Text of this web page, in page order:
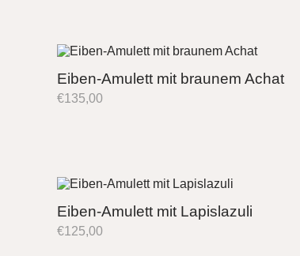
Eiben-Amulett mit braunem Achat
€135,00
Eiben-Amulett mit Lapislazuli
€125,00